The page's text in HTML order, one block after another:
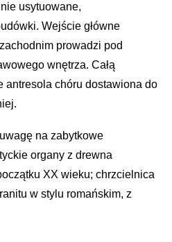
usytuowane,
Wejście główne
prowadzi pod
wnętrza. Całą
antresola chóru dostawiona do
na zabytkowe
organy z drewna
XX wieku; chrzcielnica
w stylu romańskim, z